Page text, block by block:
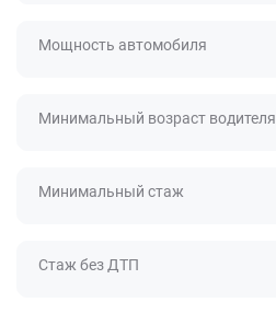
Мощность автомобиля
Минимальный возраст водителя
Минимальный стаж
Стаж без ДТП